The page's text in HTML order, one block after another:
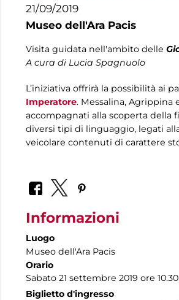
21/09/2019
Museo dell'Ara Pacis
Visita guidata nell'ambito delle
A cura di Lucia Spagnuolo
L’iniziativa offrirà la possibilità ai
Imperatore. Messalina,
accompagnati alla scoperta della
diversi tipi di linguaggio, legati
veicolare contenuti di carattere
Informazioni
Luogo
Museo dell'Ara Pacis
Orario
Sabato 21 settembre 2019 ore
Biglietto d'ingresso